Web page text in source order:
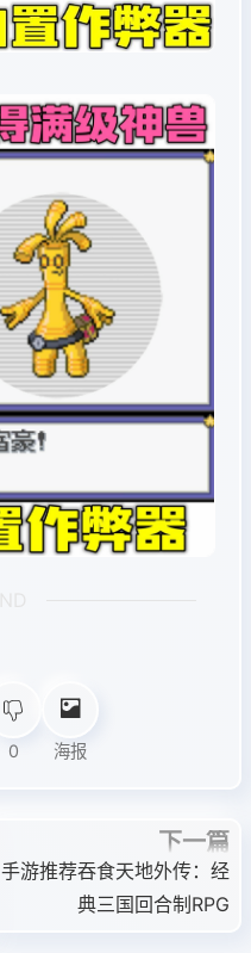
0 海报
下一篇
手游推荐吞食天地外传：经
典三国回合制RPG